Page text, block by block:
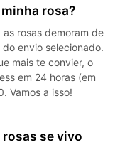
rosa?
rosas demoram de
envio selecionado.
mais te convier, o
em 24 horas (em
Vamos a isso!
se vivo